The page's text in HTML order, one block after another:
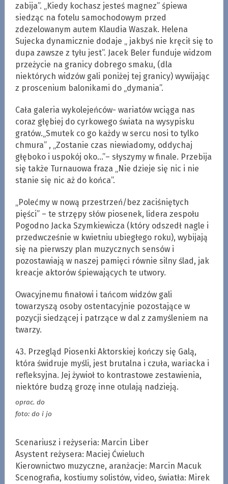
zabija”. „Kiedy kochasz jesteś magnez” śpiewa
siedząc na fotelu samochodowym przed
zdezelowanym autem Klaudia Waszak. Helena
Sujecka dynamicznie dodaje „ jakbyś nie kręcił się to
dupa zawsze z tyłu jest”. Jacek Beler funduje widzom
przeżycie na granicy dobrego smaku, (dla
niektórych widzów gali poniżej tej granicy) wywijając
z proscenium balonikami do „dymania”.
Cała galeria wykolejeńców- wariatów wciąga nas
coraz głębiej do cyrkowego świata na wysypisku
gratów.„Smutek co go każdy w sercu nosi to tylko
chmura” , „Zostanie czas niewiadomy, oddychaj
głęboko i uspokój oko…”– słyszymy w finale. Przebija
się także Turnauowa fraza „Nie dzieje się nic i nie
stanie się nic aż do końca”.
„Polećmy w nową przestrzeń/bez zaciśniętych
pięści” – te strzępy słów piosenek, lidera zespołu
Pogodno Jacka Szymkiewicza (który odszedł nagle i
przedwcześnie w kwietniu ubiegłego roku), wybijają
się na pierwszy plan muzycznych sensów i
pozostawiają w naszej pamięci równie silny ślad, jak
kreacje aktorów śpiewających te utwory.
Owacyjnemu finałowi i tańcom widzów gali
towarzyszą osoby ostentacyjnie pozostające w
pozycji siedzącej i patrzące w dal z zamyśleniem na
twarzy.
43. Przegląd Piosenki Aktorskiej kończy się Galą,
która świdruje myśli, jest brutalna i czuła, wariacka i
refleksyjna. Jej żywioł to kontrastowe zestawienia,
niektóre budzą grozę inne otulają nadzieją.
oprac. do
foto: do i jo
Scenariusz i reżyseria: Marcin Liber
Asystent reżysera: Maciej Ćwieluch
Kierownictwo muzyczne, aranżacje: Marcin Macuk
Scenografia, kostiumy solistów, video, światła: Mirek